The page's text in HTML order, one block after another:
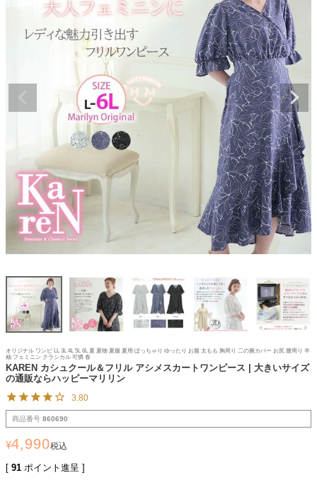
オリジナル ワンピ LL 3L 4L 5L 6L 夏 夏物 夏服 夏用 ぽっちゃり ゆったり お腹 太もも 胸周り 二の腕カバー お尻 腰周り 半
袖 フェミニン クラシカル 可憐 春
KAREN カシュクール＆フリル アシメスカートワンピース | 大きいサイズ
の通販ならハッピーマリリン
3.80
商品番号 860690
¥4,990税込
[ 91 ポイント進呈 ]